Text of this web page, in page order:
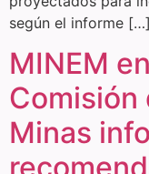
según el informe […]
MINEM
Comisión
Minas